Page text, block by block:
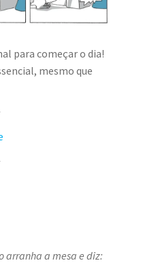
para começar o dia!
mesmo que
arranha a mesa e diz: